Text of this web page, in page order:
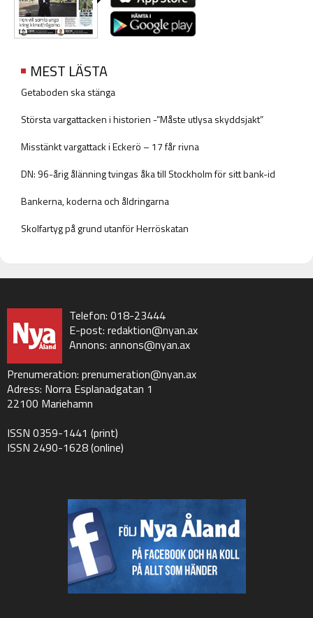
MEST LÄSTA
Getaboden ska stänga
Största vargattacken i historien -”Måste utlysa skyddsjakt”
Misstänkt vargattack i Eckerö – 17 får rivna
DN: 96-årig ålänning tvingas åka till Stockholm för sitt bank-id
Bankerna, koderna och åldringarna
Skolfartyg på grund utanför Herröskatan
Telefon: 018-23444
E-post: redaktion@nyan.ax
Annons: annons@nyan.ax
Prenumeration: prenumeration@nyan.ax
Adress: Norra Esplanadgatan 1
22100 Mariehamn
ISSN 0359-1441 (print)
ISSN 2490-1628 (online)